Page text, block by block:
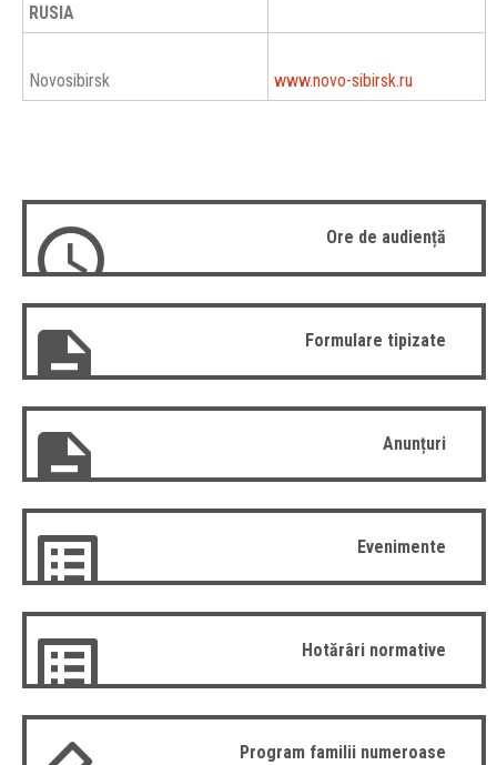
RUSIA
Novosibirsk www.novo-sibirsk.ru
Ore de audiență
Formulare tipizate
Anunțuri
Evenimente
Hotărâri normative
Program familii numeroase